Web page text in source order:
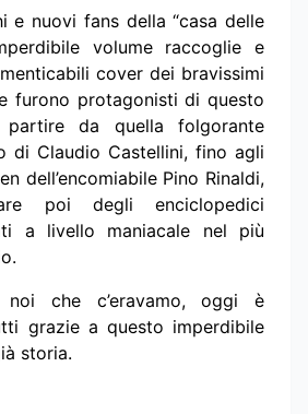
e nuovi fans della “casa delle
volume raccoglie e
cover dei bravissimi
furono protagonisti di questo
partire da quella folgorante
di Claudio Castellini, fino agli
dell’encomiabile Pino Rinaldi,
poi degli enciclopedici
a livello maniacale nel più
che c’eravamo, oggi è
grazie a questo imperdibile
storia.